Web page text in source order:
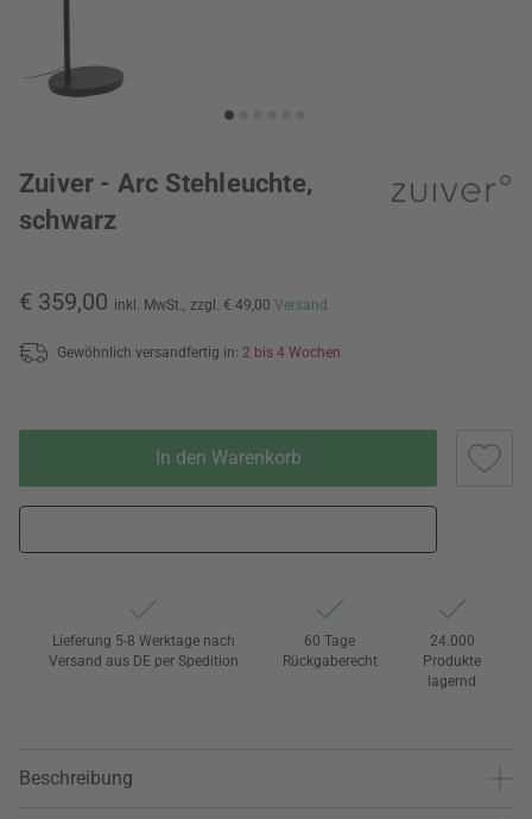
Zuiver - Arc Stehleuchte,
schwarz
€ 359,00 inkl. MwSt., zzgl. € 49,00 Versand
Gewöhnlich versandfertig in: 2 bis 4 Wochen
In den Warenkorb
Lieferung 5-8 Werktage nach
Versand aus DE per Spedition
60 Tage
Rückgaberecht
24.000
Produkte
lagernd
Beschreibung